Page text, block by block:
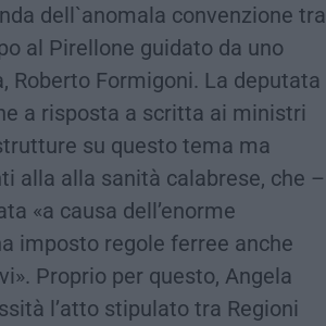
dell`anomala convenzione tra
al Pirellone guidato da uno
Formigoni. La deputata
a risposta a scritta ai ministri
su questo tema ma
alla alla sanità calabrese, che –
«a causa dell’enorme
imposto regole ferree anche
Proprio per questo, Angela
l’atto stipulato tra Regioni